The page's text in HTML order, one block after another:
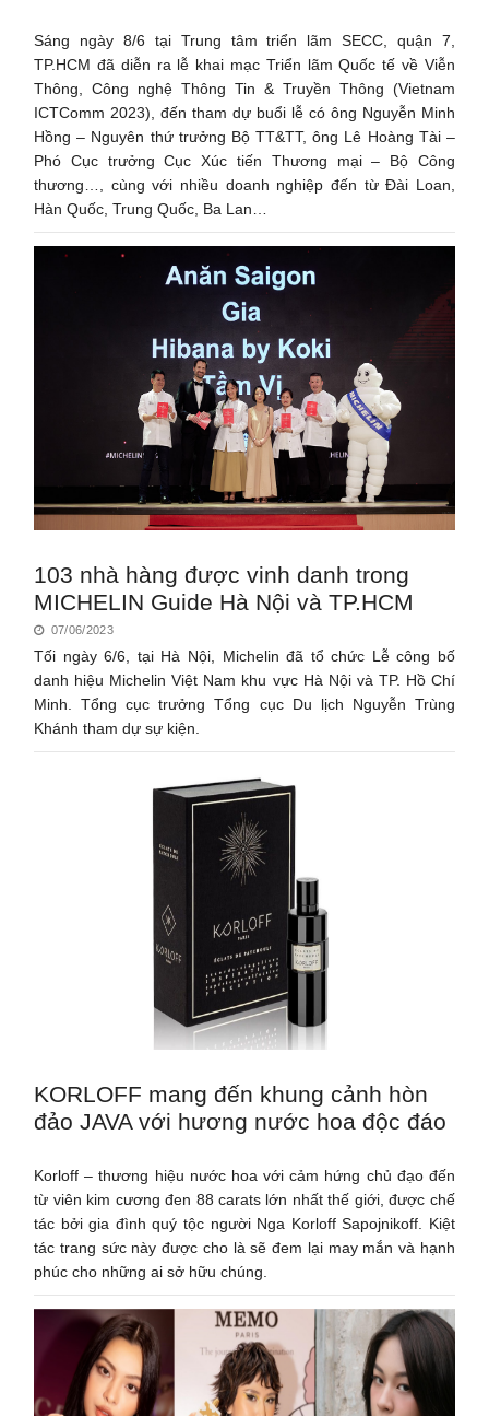
Sáng ngày 8/6 tại Trung tâm triển lãm SECC, quận 7,
TP.HCM đã diễn ra lễ khai mạc Triển lãm Quốc tế về Viễn
Thông, Công nghệ Thông Tin & Truyền Thông (Vietnam
ICTComm 2023), đến tham dự buổi lễ có ông Nguyễn Minh
Hồng – Nguyên thứ trưởng Bộ TT&TT, ông Lê Hoàng Tài –
Phó Cục trưởng Cục Xúc tiến Thương mại – Bộ Công
thương…, cùng với nhiều doanh nghiệp đến từ Đài Loan,
Hàn Quốc, Trung Quốc, Ba Lan…
103 nhà hàng được vinh danh trong
MICHELIN Guide Hà Nội và TP.HCM
07/06/2023
Tối ngày 6/6, tại Hà Nội, Michelin đã tổ chức Lễ công bố
danh hiệu Michelin Việt Nam khu vực Hà Nội và TP. Hồ Chí
Minh. Tổng cục trưởng Tổng cục Du lịch Nguyễn Trùng
Khánh tham dự sự kiện.
KORLOFF mang đến khung cảnh hòn
đảo JAVA với hương nước hoa độc đáo
Korloff – thương hiệu nước hoa với cảm hứng chủ đạo đến
từ viên kim cương đen 88 carats lớn nhất thế giới, được chế
tác bởi gia đình quý tộc người Nga Korloff Sapojnikoff. Kiệt
tác trang sức này được cho là sẽ đem lại may mắn và hạnh
phúc cho những ai sở hữu chúng.